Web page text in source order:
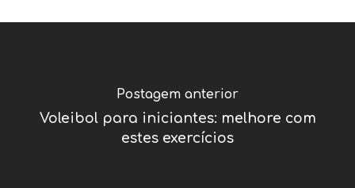
Postagem anterior
Voleibol para iniciantes: melhore com
estes exercícios